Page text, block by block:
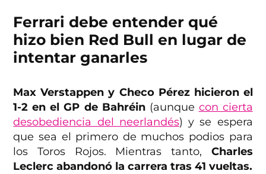
Ferrari debe entender qué
hizo bien Red Bull en lugar de
intentar ganarles
Max Verstappen y Checo Pérez hicieron el
1-2 en el GP de Bahréin(aunque con cierta
desobediencia del neerlandés) y se espera
que sea el primero de muchos podios para
los Toros Rojos. Mientras tanto, Charles
Leclerc abandonó la carrera tras 41 vueltas.